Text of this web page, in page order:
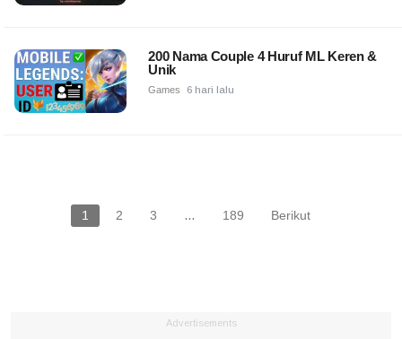
200 Nama Couple 4 Huruf ML Keren &
Unik
Games 6 hari lalu
1 2 3 … 189 Berikut
Advertisements